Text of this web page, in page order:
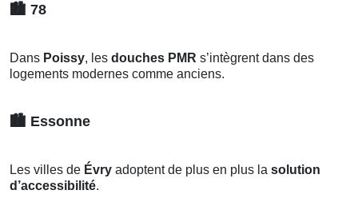
🏙️ 78
Dans Poissy, les douches PMR s’intègrent dans des
logements modernes comme anciens.
🏙️ Essonne
Les villes de Évry adoptent de plus en plus la solution
d’accessibilité.